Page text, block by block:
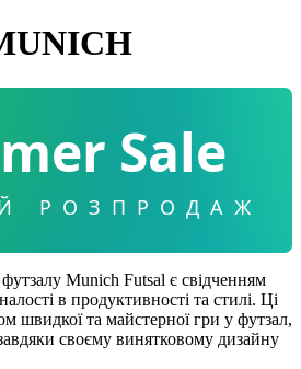
Sale
РОЗПРОДАЖ
Munich Futsal є свідченням
в продуктивності та стилі. Ці
швидкої та майстерної гри у футзал,
своєму винятковому дизайну